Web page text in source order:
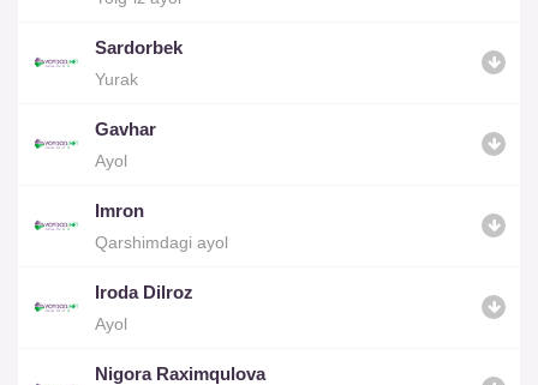
Sardorbek
Yurak
Gavhar
Ayol
Imron
Qarshimdagi ayol
Iroda Dilroz
Ayol
Nigora Raximqulova